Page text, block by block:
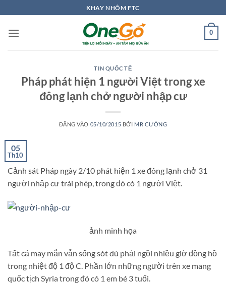
qua
nội
KHAY NHÔM FTC
0
TIN QUỐC TẾ
Pháp phát hiện 1 người Việt trong xe
đông lạnh chở người nhập cư
ĐĂNG VÀO 05/10/2015 BỞI MR CƯỜNG
05
Th10
Cảnh sát Pháp ngày 2/10 phát hiện 1 xe đông lạnh chở 31
người nhập cư trái phép, trong đó có 1 người Việt.
ảnh minh họa
Tất cả may mắn vẫn sống sót dù phải ngồi nhiều giờ đồng hồ
trong nhiệt độ 1 độ C. Phần lớn những người trên xe mang
quốc tịch Syria trong đó có 1 em bé 3 tuổi.